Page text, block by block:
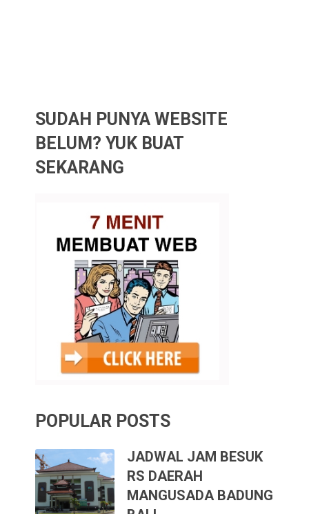
SUDAH PUNYA WEBSITE
BELUM? YUK BUAT
SEKARANG
POPULAR POSTS
JADWAL JAM BESUK
RS DAERAH
MANGUSADA BADUNG